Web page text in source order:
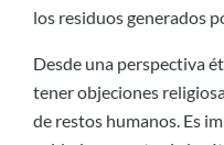
los residuos generados
Desde una perspectiva
tener objeciones
de restos humanos. Es